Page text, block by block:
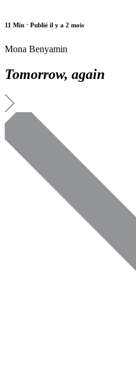
11 Min ⋅ Publié il y a 2 mois
Mona Benyamin
Tomorrow, again